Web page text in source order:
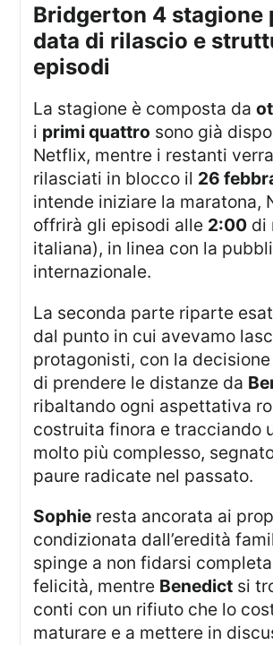
bridgerton 4 stagione parte 2:
data di rilascio e
episodi
La stagione è composta da
i primi quattro sono già
Netflix, mentre i restanti
rilasciati in blocco il 26
intende iniziare la maratona,
offrirà gli episodi alle 2:00 di
italiana), in linea con la
internazionale.
La seconda parte riparte esattamente
dal punto in cui avevamo
protagonisti, con la
di prendere le distanze da
ribaltando ogni aspettativa
costruita finora e tracciando
molto più complesso,
paure radicate nel passato.
Sophie resta ancorata ai
condizionata dall’eredità
spinge a non fidarsi
felicità, mentre Benedict si
conti con un rifiuto che lo
maturare e a mettere in